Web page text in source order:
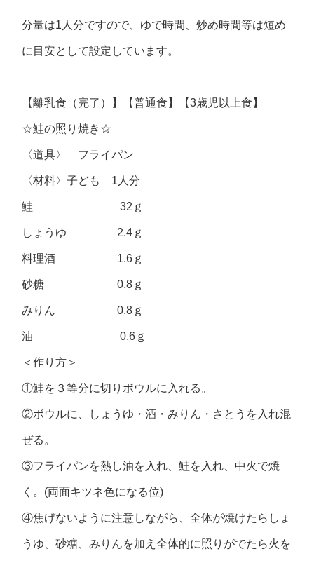
分量は1人分ですので、ゆで時間、炒め時間等は短め
に目安として設定しています。
【離乳食（完了）】【普通食】【3歳児以上食】
☆鮭の照り焼き☆
〈道具〉 フライパン
〈材料〉子ども 1人分
鮭 32ｇ
しょうゆ 2.4ｇ
料理酒 1.6ｇ
砂糖 0.8ｇ
みりん 0.8ｇ
油 0.6ｇ
＜作り方＞
①鮭を３等分に切りボウルに入れる。
②ボウルに、しょうゆ・酒・みりん・さとうを入れ混
ぜる。
③フライパンを熱し油を入れ、鮭を入れ、中火で焼
く。(両面キツネ色になる位)
④焦げないように注意しながら、全体が焼けたらしょ
うゆ、砂糖、みりんを加え全体的に照りがでたら火を